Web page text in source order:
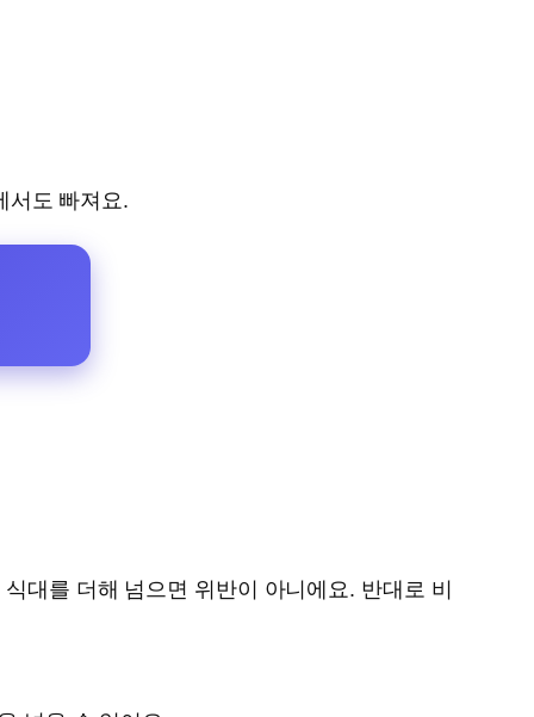
서도 빠져요.
대를 더해 넘으면 위반이 아니에요. 반대로 비